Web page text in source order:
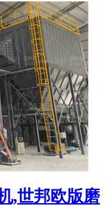
,世邦欧版磨